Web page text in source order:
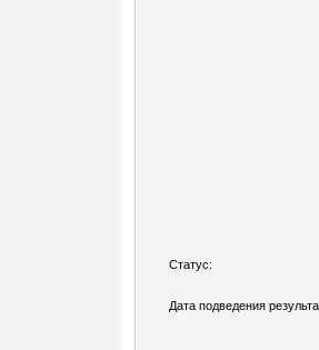
Статус:
Дата подведения